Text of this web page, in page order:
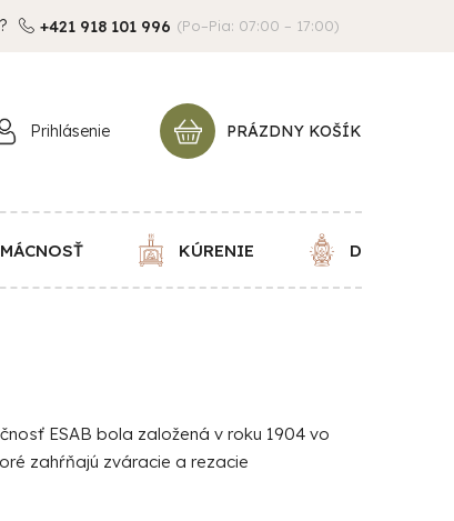
+421 918 101 996 (Po–Pia: 07:00 – 17:00)
Prihlásenie
NÁKUPNÝ
KOŠÍK
PRÁZDNY KOŠÍK
KÚRENIE DEKORÁCIE
ESAB bola založená v roku 1904 vo
zahŕňajú zváracie a rezacie